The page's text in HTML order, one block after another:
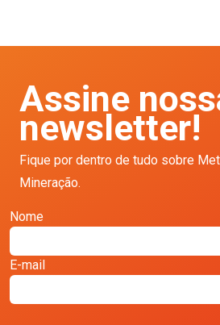
Assine
newsletter!
Fique por dentro de tudo sobre
Mineração.
Nome
E-mail